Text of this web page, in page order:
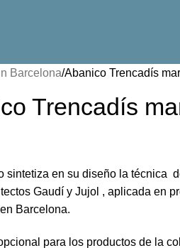
Barcelona Abanico Trencadís
Trencadís
sintetiza en su diseño la técnica
Gaudí y Jujol , aplicada en
Barcelona.